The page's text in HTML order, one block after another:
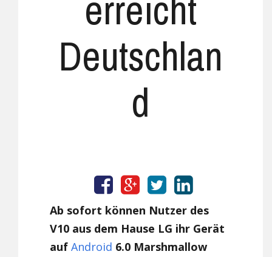
Deutschlan
d
Ab sofort können Nutzer des
V10 aus dem Hause LG ihr Gerät
aufAndroid 6.0 Marshmallow